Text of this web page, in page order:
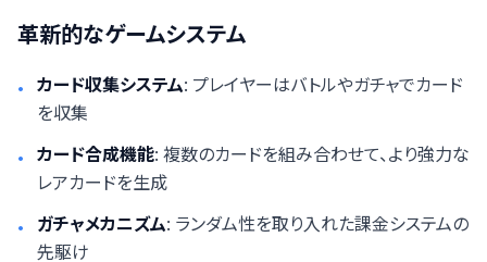
革新的なゲームシステム
• カード収集システム: プレイヤーはバトルやガチャでカード
を収集
• カード合成機能: 複数のカードを組み合わせて、より強力な
レアカードを生成
• ガチャメカニズム: ランダム性を取り入れた課金システムの
先駆け